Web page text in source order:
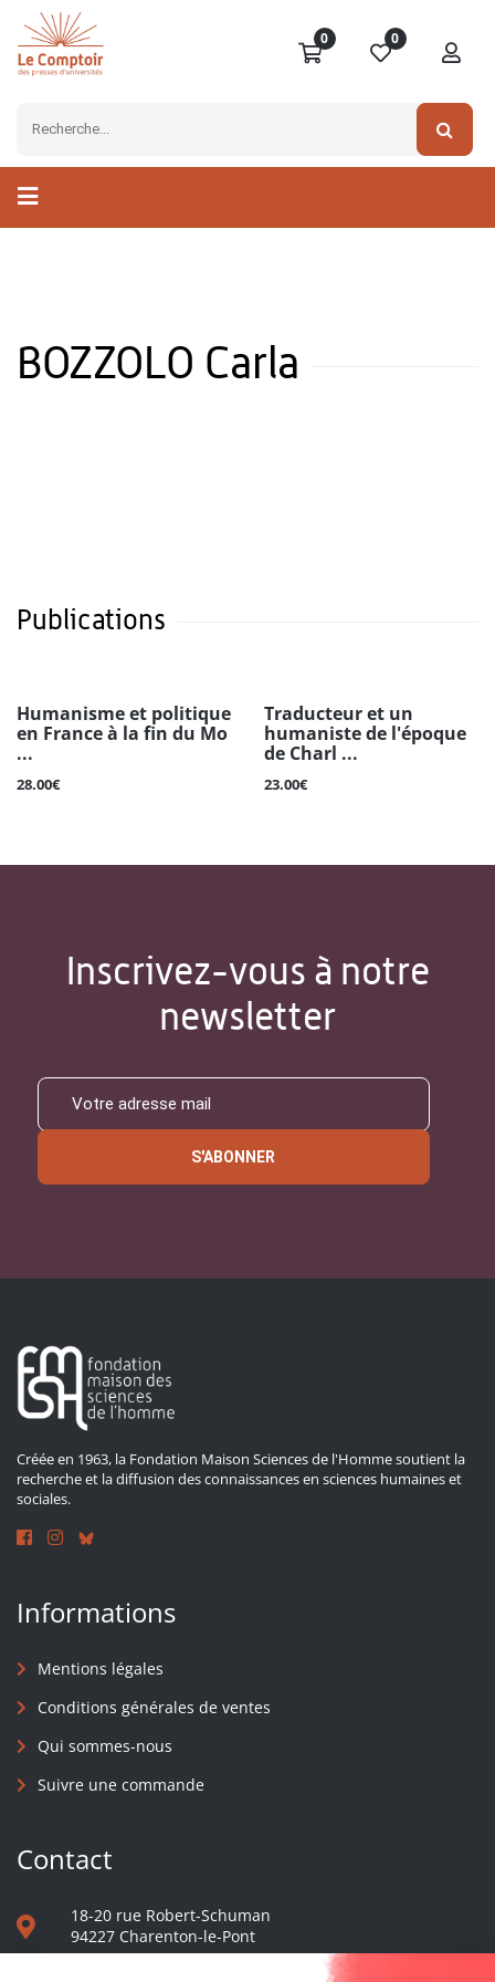
0 0
BOZZOLO Carla
Publications
Humanisme et politique
en France à la fin du Mo
...
28.00€
Traducteur et un
humaniste de l'époque
de Charl ...
23.00€
Inscrivez-vous à notre
newsletter
S'ABONNER
Créée en 1963, la Fondation Maison Sciences de l'Homme soutient la
recherche et la diffusion des connaissances en sciences humaines et
sociales.
Informations
Mentions légales
Conditions générales de ventes
Qui sommes-nous
Suivre une commande
Contact
18-20 rue Robert-Schuman
94227 Charenton-le-Pont